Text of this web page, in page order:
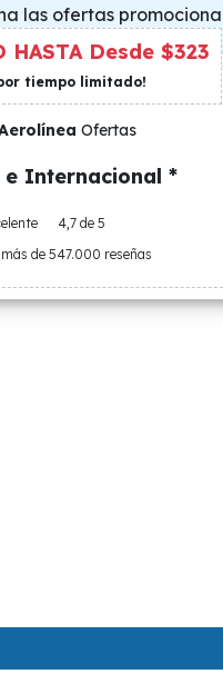
las ofertas
especiales.
HASTA Desde $323
tiempo limitado!
Ofertas
e Internacional *
4,7 de 5
de 547.000 reseñas